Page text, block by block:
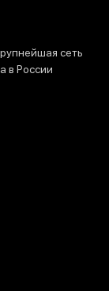
сеть
в России